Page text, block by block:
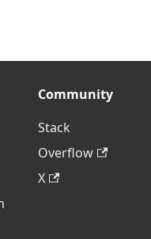
Community
Stack
Overflow
X